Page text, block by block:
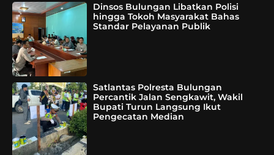
Dinsos Bulungan Libatkan Polisi
hingga Tokoh Masyarakat Bahas
Standar Pelayanan Publik
Satlantas Polresta Bulungan
Percantik Jalan Sengkawit, Wakil
Bupati Turun Langsung Ikut
Pengecatan Median